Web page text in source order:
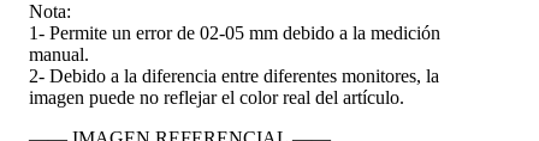
Nota:
1- Permite un error de 02-05 mm debido a la medición
manual.
2- Debido a la diferencia entre diferentes monitores, la
imagen puede no reflejar el color real del artículo.